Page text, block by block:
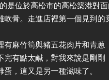
是位於高松市的高松築港對
軟骨。走進店裡第一個見到的
有麻竹筍與豬五花肉片和青蔥
完有點太鹹，對我來說是剛剛
，這又是另一種滋味了。